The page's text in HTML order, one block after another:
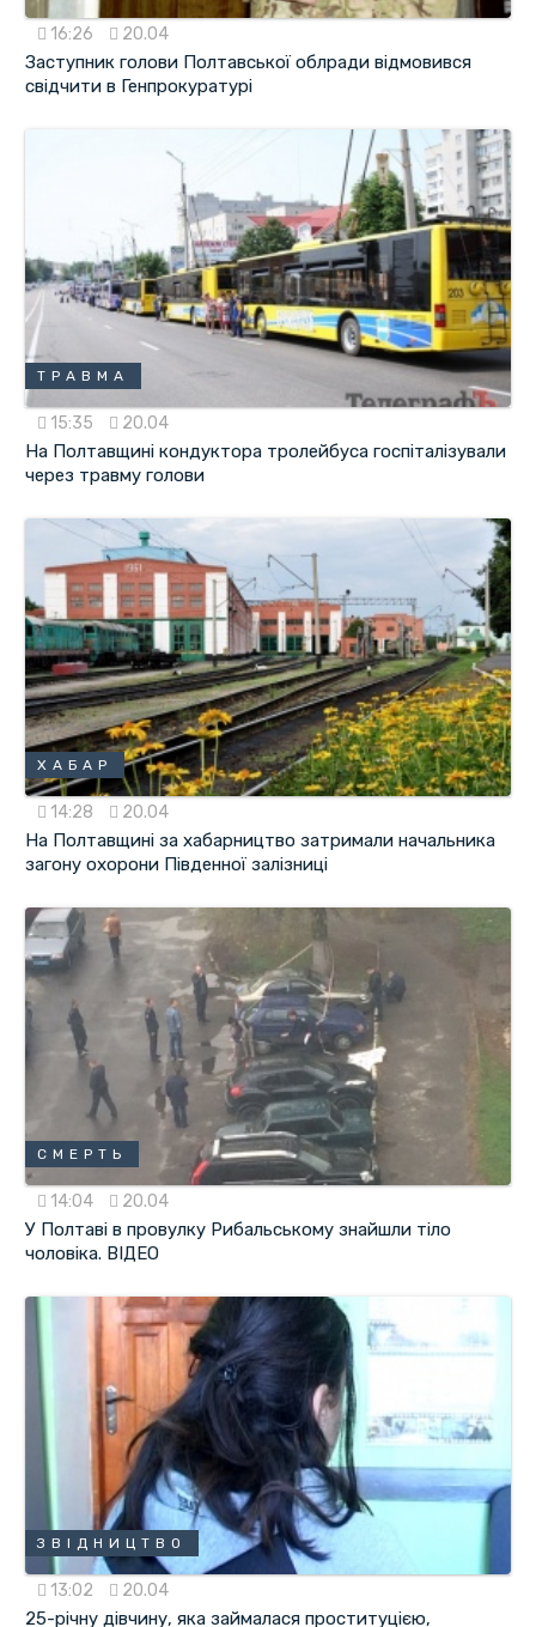
16:26 20.04
Заступник голови Полтавської облради відмовився
свідчити в Генпрокуратурі
ТРАВМА
15:35 20.04
На Полтавщині кондуктора тролейбуса госпіталізували
через травму голови
ХАБАР
14:28 20.04
На Полтавщині за хабарництво затримали начальника
загону охорони Південної залізниці
СМЕРТЬ
14:04 20.04
У Полтаві в провулку Рибальському знайшли тіло
чоловіка. ВІДЕО
ЗВІДНИЦТВО
13:02 20.04
25-річну дівчину, яка займалася проституцією,